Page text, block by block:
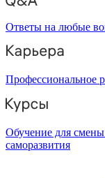
Ответы на любые
Профессиональное
Обучение для смены
саморазвития